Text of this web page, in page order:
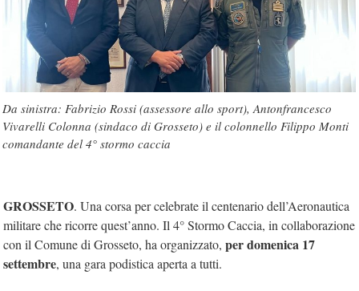
Da sinistra: Fabrizio Rossi (assessore allo sport), Antonfrancesco
Vivarelli Colonna (sindaco di Grosseto) e il colonnello Filippo Monti
comandante del 4° stormo caccia
GROSSETO. Una corsa per celebrate il centenario dell’Aeronautica
militare che ricorre quest’anno. Il 4° Stormo Caccia, in collaborazione
con il Comune di Grosseto, ha organizzato, per domenica 17
settembre, una gara podistica aperta a tutti.